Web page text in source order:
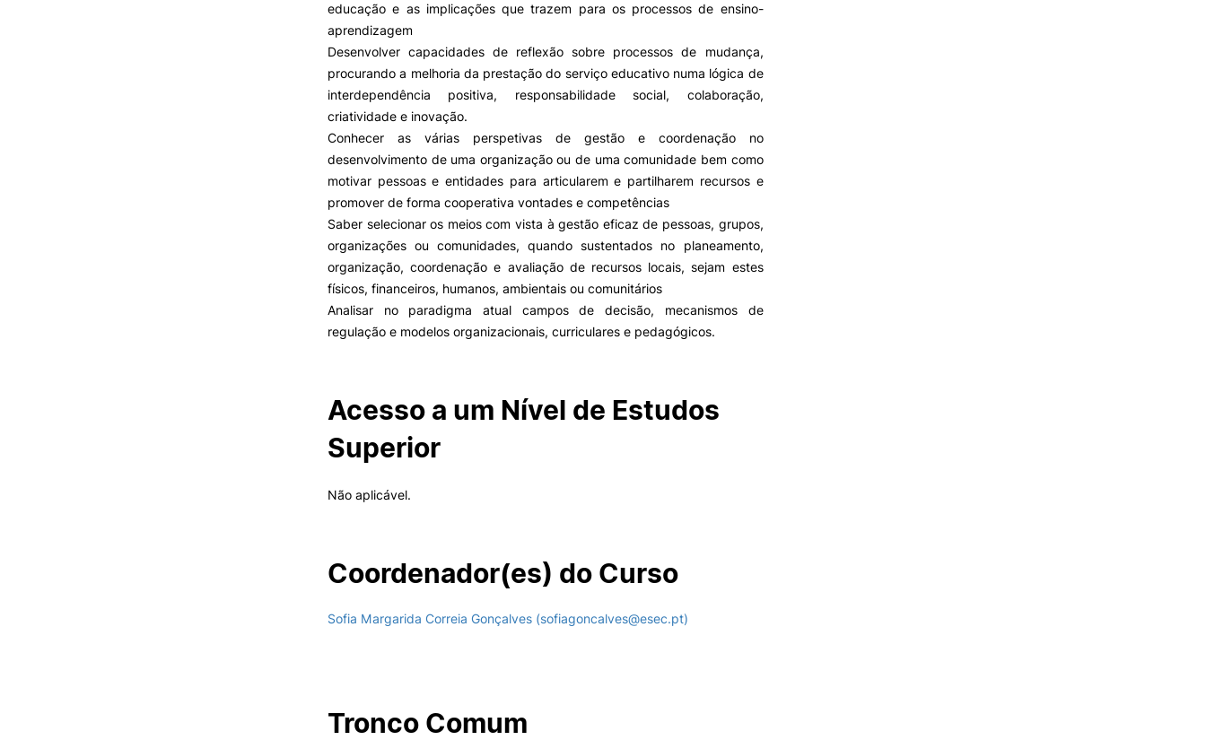
educação e as implicações que trazem para os processos de ensino-
aprendizagem
Desenvolver capacidades de reflexão sobre processos de mudança,
procurando a melhoria da prestação do serviço educativo numa lógica de
interdependência positiva, responsabilidade social, colaboração,
criatividade e inovação.
Conhecer as várias perspetivas de gestão e coordenação no
desenvolvimento de uma organização ou de uma comunidade bem como
motivar pessoas e entidades para articularem e partilharem recursos e
promover de forma cooperativa vontades e competências
Saber selecionar os meios com vista à gestão eficaz de pessoas, grupos,
organizações ou comunidades, quando sustentados no planeamento,
organização, coordenação e avaliação de recursos locais, sejam estes
físicos, financeiros, humanos, ambientais ou comunitários
Analisar no paradigma atual campos de decisão, mecanismos de
regulação e modelos organizacionais, curriculares e pedagógicos.
Acesso a um Nível de Estudos
Superior
Não aplicável.
Coordenador(es) do Curso
Sofia Margarida Correia Gonçalves (sofiagoncalves@esec.pt)
Tronco Comum